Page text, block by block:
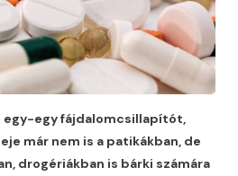
egy-egy fájdalomcsillapítót,
már nem is a patikákban, de
drogériákban is bárki számára